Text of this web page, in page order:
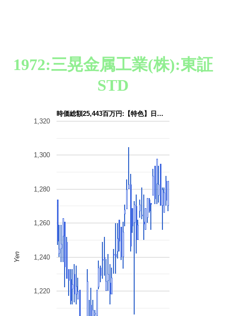
1972:三晃金属工業(株):東証
STD
時価総額25,443百万円:【特色】日…
1,220
1,240
1,260
1,280
1,300
1,320
Yen